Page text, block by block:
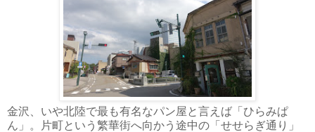
金沢、いや北陸で最も有名なパン屋と言えば「ひらみぱ
ん」。片町という繁華街へ向かう途中の「せせらぎ通り」